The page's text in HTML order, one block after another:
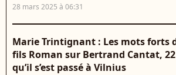
28 mars 2025 à 06:31
Marie Trintignant : Les mots forts
fils Roman sur Bertrand Cantat,
qu’il s’est passé à Vilnius